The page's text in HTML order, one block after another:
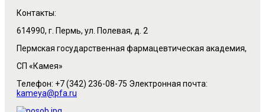
Контакты:
614990, г. Пермь, ул. Полевая, д. 2
Пермская государственная фармацевтическая академия,
СП «Камея»
Телефон: +7 (342) 236-08-75 Электронная почта:
kameya@pfa.ru